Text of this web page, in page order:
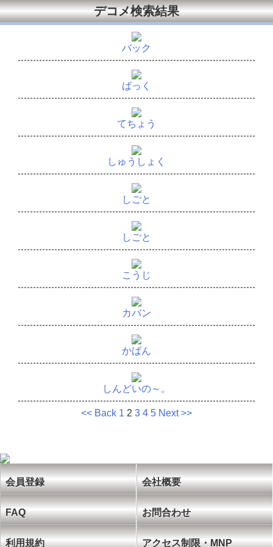
デコメ検索結果
バック
ばっく
てちょう
しゅうしょく
しごと
しごと
こうじ
カバン
かばん
しんどいの～。
<< Back 1 2 3 4 5 Next >>
会員登録 会社概要
FAQ お問合わせ
利用規約 アクセス制限・MNP